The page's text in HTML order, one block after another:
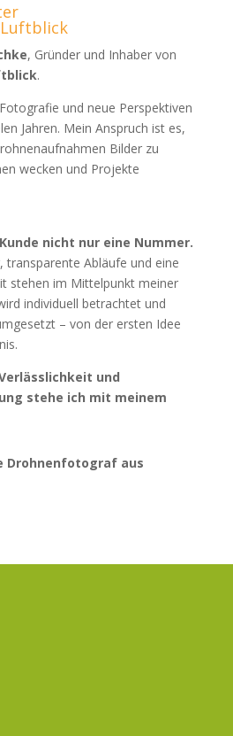
, Gründer und Inhaber von
.
und neue Perspektiven
Jahren. Mein Anspruch ist es,
Bilder zu
wecken und Projekte
nicht nur eine Nummer.
transparente Abläufe und eine
stehen im Mittelpunkt meiner
individuell betrachtet und
– von der ersten Idee
und
stehe ich mit meinem
Drohnenfotograf aus